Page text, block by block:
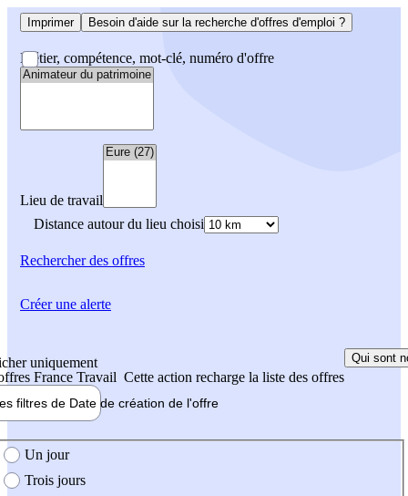
Imprimer Besoin d'aide sur la recherche d'offres d'emploi ?
Métier, compétence, mot-clé, numéro d'offre
Lieu de travail
Distance autour du lieu choisi
Rechercherdes offres
uniquement
France Travail Cette action recharge la liste des offres
Qui sont
filtres de Date de création de l'offre
création de l'offre
Un jour
Trois jours
Créer une alerte